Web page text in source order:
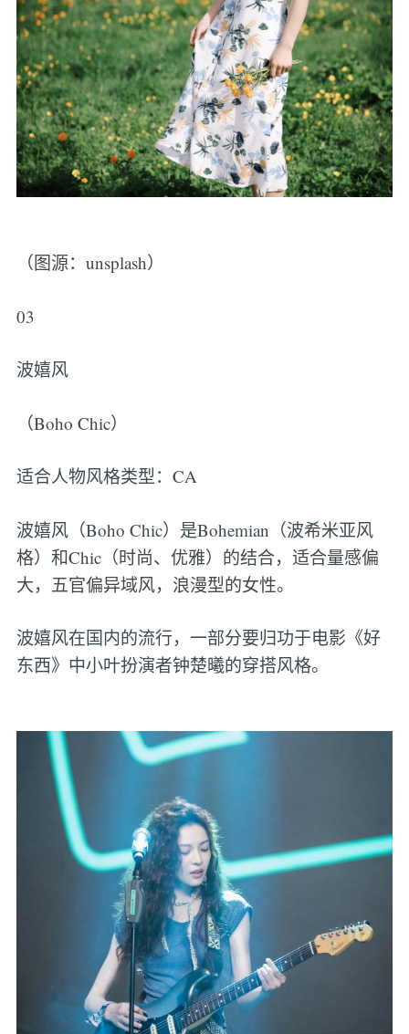
（图源：unsplash）
03
波嬉风
（Boho Chic）
适合人物风格类型：CA
波嬉风（Boho Chic）是Bohemian（波希米亚风
格）和Chic（时尚、优雅）的结合，适合量感偏
大，五官偏异域风，浪漫型的女性。
波嬉风在国内的流行，一部分要归功于电影《好
东西》中小叶扮演者钟楚曦的穿搭风格。